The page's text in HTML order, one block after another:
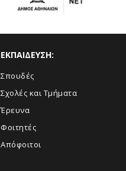
ΕΚΠΑΙΔΕΥΣΗ:
Σπουδές
Σχολές και Τμήματα
Έρευνα
Φοιτητές
Απόφοιτοι